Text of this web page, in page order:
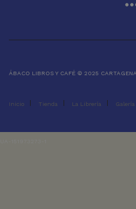
ÁBACO LIBROS Y CAFÉ © 2025
Inicio Tienda La Librería Galería